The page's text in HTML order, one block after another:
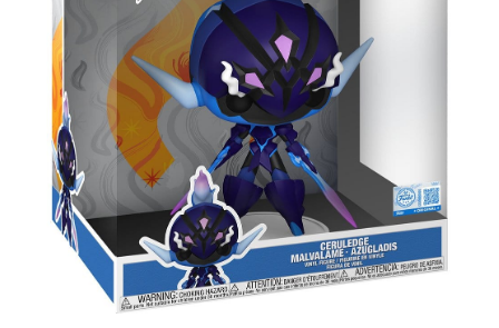
Greidatut kortit
Irtokortit
Rip & Ship
Greidauspalvelu